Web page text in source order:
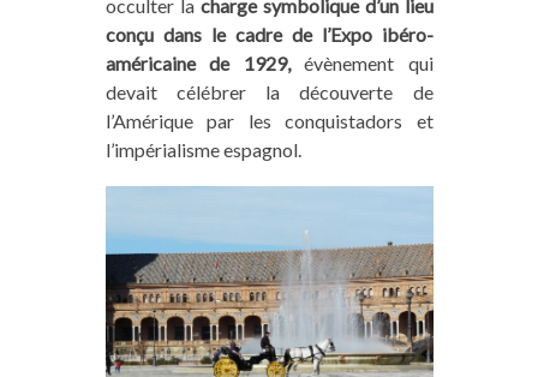
occulter la charge symbolique d’un lieu
conçu dans le cadre de l’Expo ibéro-
américaine de 1929, évènement qui
devait célébrer la découverte de
l’Amérique par les conquistadors et
l’impérialisme espagnol.